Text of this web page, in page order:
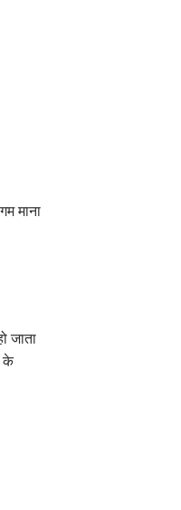
माना
जाता
के